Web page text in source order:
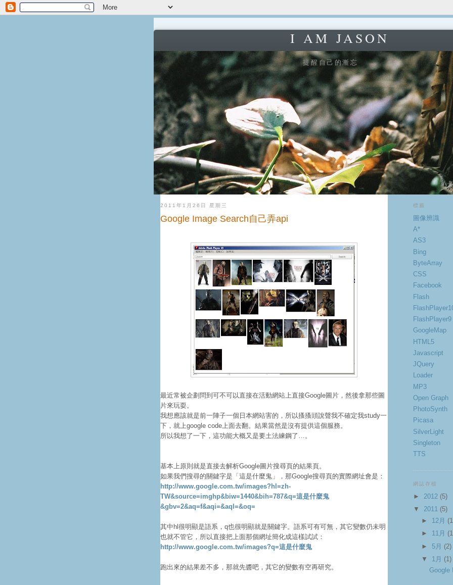
I AM JASON
提醒自己的漸忘
2011年1月26日 星期三
Google Image Search自己弄api
最近常被企劃問到可不可以直接在活動網站上直接Google圖片，然後拿那些圖
片來玩耍。
我想應該就是前一陣子一個日本網站害的，所以搔搔頭說聲我不確定我study一
下，就上google code上面去翻。結果當然是沒有提供這個服務。
所以我想了一下，這功能大概又是要土法練鋼了…。
基本上原則就是直接去解析Google圖片搜尋頁的結果頁。
如果我們搜尋的關鍵字是「這是什麼鬼」，那Google搜尋頁的實際網址會是：
http://www.google.com.tw/images?hl=zh-
TW&source=imghp&biw=1440&bih=787&q=這是什麼鬼
&gbv=2&aq=f&aqi=&aql=&oq=
其中hl很明顯是語系，q也很明顯就是關鍵字。語系可有可無，其它變數仍未明
也就不管它，所以直接把上面那個網址簡化成這樣試試：
http://www.google.com.tw/images?q=這是什麼鬼
跑出來的結果差不多，那就先醬吧，其它的變數有空再研究。
標籤
圖像辨識
A*
AS3
Bing
ByteArray
CSS
Facebook
Flash
FlashPlayer9
GoogleMap
HTML5
Javascript
JQuery
Loader
MP3
Open Graph
PhotoSynth
Picasa
SilverLight
Singleton
TTS
網誌存檔
► 2012 (5)
▼ 2011 (5)
► 12月
► 11月
► 5月 (2)
▼ 1月 (1)
Google